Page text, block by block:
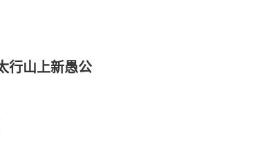
行山上新愚公